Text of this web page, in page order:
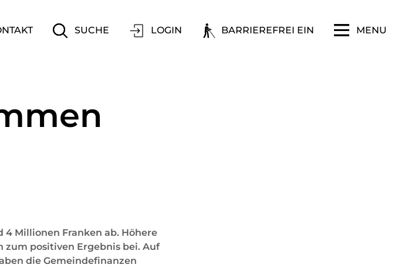
SUCHE LOGIN BARRIEREFREI EIN MENU
4 Millionen Franken ab. Höhere
positiven Ergebnis bei. Auf
die Gemeindefinanzen